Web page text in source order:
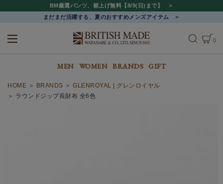
BM厳選パンツ、裾上げ無料【8/9(日)まで】
まだまだ活躍する、夏のおすすめメンズアイテム
0
MEN WOMEN BRANDS GIFT
HOME BRANDS
GLENROYAL | グレンロイヤル
ラウンドジップ長財布 全6色